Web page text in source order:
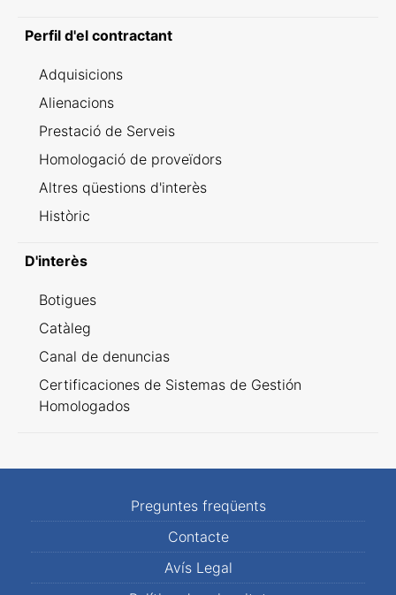
Perfil d'el contractant
Adquisicions
Alienacions
Prestació de Serveis
Homologació de proveïdors
Altres qüestions d'interès
Històric
D'interès
Botigues
Catàleg
Canal de denuncias
Certificaciones de Sistemas de Gestión
Homologados
Preguntes freqüents
Contacte
Avís Legal